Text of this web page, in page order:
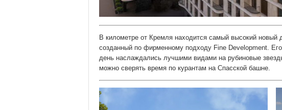
В километре от Кремля находится самый высокий
созданный по фирменному подходу Fine Development.
день наслаждались лучшими видами на рубиновые
можно сверять время по курантам на Спасской башне.